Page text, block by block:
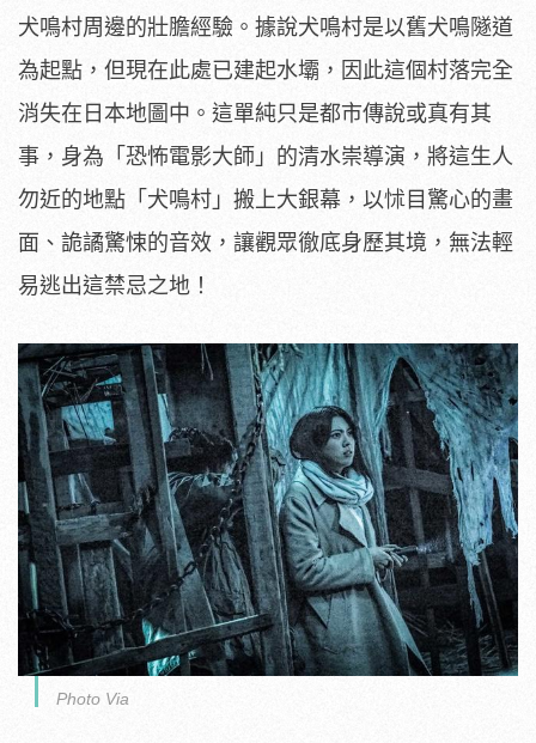
犬鳴村周邊的壯膽經驗。 據說犬鳴村是以舊犬鳴隧道
為起點，但現在此處已建起水壩， 因此這個村落完全
消失在日本地圖中。 這單純只是都市傳說或真有其
事，身為「恐怖電影大師」 的清水崇導演，將這生人
勿近的地點「犬鳴村」搬上大銀幕， 以怵目驚心的畫
面、詭譎驚悚的音效，讓觀眾徹底身歷其境， 無法輕
易逃出這禁忌之地！
Photo Via